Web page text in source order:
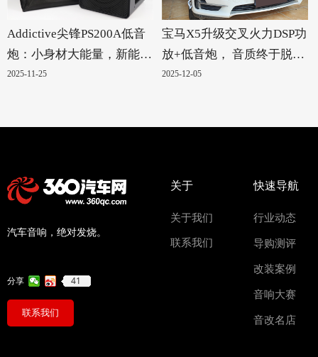
Addictive尖锋PS200A低音
炮：小身材大能量，新能源
汽车的绝配！
2025-11-25
宝马X5升级交叉火力DSP功
放+低音炮， 音质终于脱胎
换骨
2025-12-05
联系我们
汽车音响，绝对发烧。
分享 41
关于
关于我们
联系我们
快速导航
行业动态
导购测评
改装案例
音响大赛
音改名店